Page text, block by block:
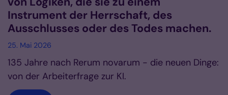
Instrument der Herrschaft, des
Ausschlusses oder des Todes machen.
25. Mai 2026
135 Jahre nach Rerum novarum - die neuen Dinge:
von der Arbeiterfrage zur KI.